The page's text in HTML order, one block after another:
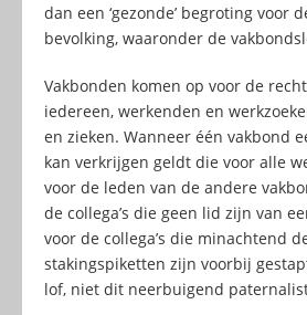
dan een ‘gezonde’ begroting voor
bevolking, waaronder de
Vakbonden komen op voor de
iedereen, werkenden en
en zieken. Wanneer één vakbond
kan verkrijgen geldt die voor alle
voor de leden van de andere
de collega’s die geen lid zijn van
voor de collega’s die minachtend
stakingspiketten zijn voorbij
lof, niet dit neerbuigend